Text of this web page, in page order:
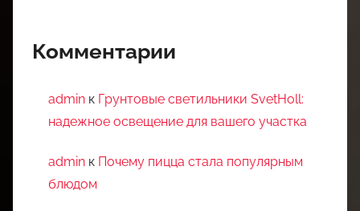
Комментарии
admin к Грунтовые светильники SvetHoll:
надежное освещение для вашего участка
admin к Почему пицца стала популярным
блюдом